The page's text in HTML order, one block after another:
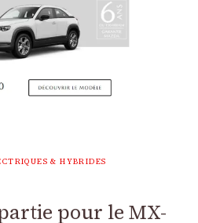
& HYBRIDES
pour le MX-